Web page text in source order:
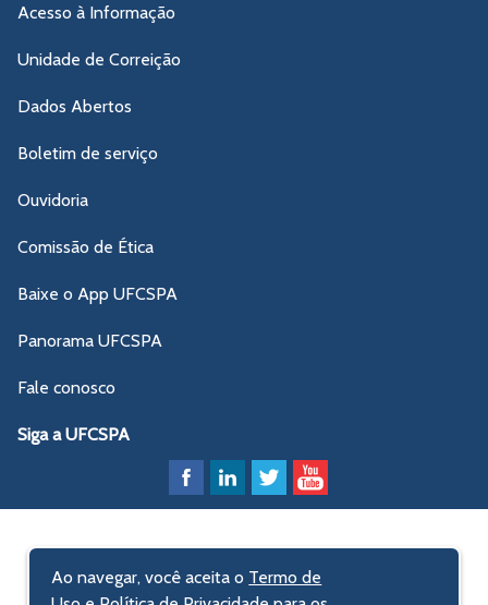
Acesso à Informação
Unidade de Correição
Dados Abertos
Boletim de serviço
Ouvidoria
Comissão de Ética
Baixe o App UFCSPA
Panorama UFCSPA
Fale conosco
Siga a UFCSPA
Ao navegar, você aceita o Termo de